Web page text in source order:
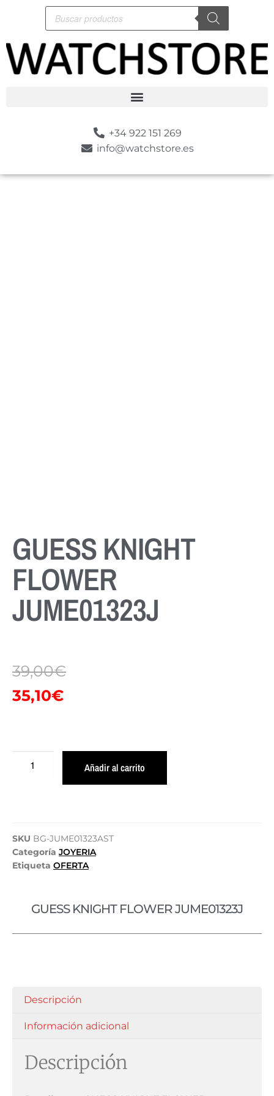
+34 922 151 269
info@watchstore.es
GUESS KNIGHT
FLOWER
JUME01323J
39,00€
35,10€
Añadir al carrito
SKU BG-JUME01323AST
Categoría JOYERIA
Etiqueta OFERTA
GUESS KNIGHT FLOWER JUME01323J
Descripción
Información adicional
Descripción